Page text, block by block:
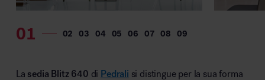
MillerKnoll
La sedia Blitz 640 di Pedrali si distingue per la sua forma